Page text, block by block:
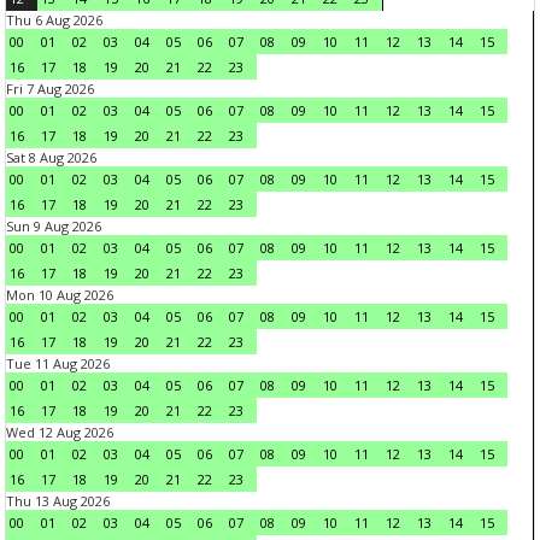
Thu 6 Aug 2026
00
01 02 03 04 05 06 07 08 09 10 11 12 13 14
15
16
17 18 19 20 21 22
23
Fri 7 Aug 2026
00
01 02 03 04 05 06 07 08 09 10 11 12 13 14
15
16
17 18 19 20 21 22
23
Sat 8 Aug 2026
00
01 02 03 04 05 06 07 08 09 10 11 12 13 14
15
16
17 18 19 20 21 22
23
Sun 9 Aug 2026
00
01 02 03 04 05 06 07 08 09 10 11 12 13 14
15
16
17 18 19 20 21 22
23
Mon 10 Aug 2026
00
01 02 03 04 05 06 07 08 09 10 11 12 13 14
15
16
17 18 19 20 21 22
23
Tue 11 Aug 2026
00
01 02 03 04 05 06 07 08 09 10 11 12 13 14
15
16
17 18 19 20 21 22
23
Wed 12 Aug 2026
00
01 02 03 04 05 06 07 08 09 10 11 12 13 14
15
16
17 18 19 20 21 22
23
Thu 13 Aug 2026
00
01 02 03 04 05 06 07 08 09 10 11 12 13 14
15